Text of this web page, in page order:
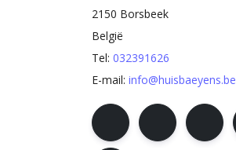
2150 Borsbeek
België
Tel: 032391626
E-mail: info@huisbaeyens.be